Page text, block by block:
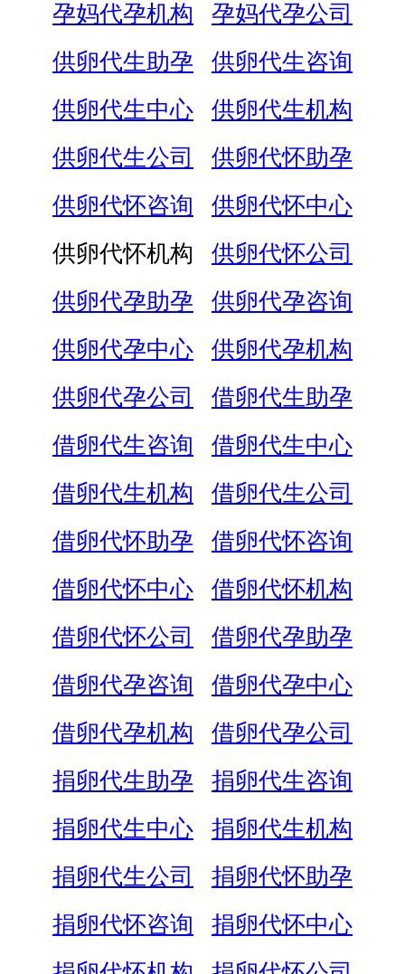
孕妈代孕机构
孕妈代孕公司
供卵代生助孕
供卵代生咨询
供卵代生中心
供卵代生机构
供卵代生公司
供卵代怀助孕
供卵代怀咨询
供卵代怀中心
供卵代怀机构
供卵代怀公司
供卵代孕助孕
供卵代孕咨询
供卵代孕中心
供卵代孕机构
供卵代孕公司
借卵代生助孕
借卵代生咨询
借卵代生中心
借卵代生机构
借卵代生公司
借卵代怀助孕
借卵代怀咨询
借卵代怀中心
借卵代怀机构
借卵代怀公司
借卵代孕助孕
借卵代孕咨询
借卵代孕中心
借卵代孕机构
借卵代孕公司
捐卵代生助孕
捐卵代生咨询
捐卵代生中心
捐卵代生机构
捐卵代生公司
捐卵代怀助孕
捐卵代怀咨询
捐卵代怀中心